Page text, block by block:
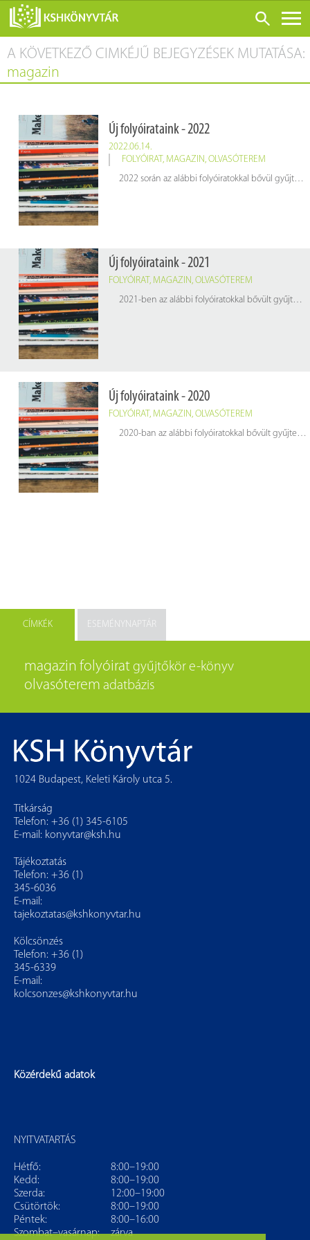
ONLINE KATALÓGUS
RÓLUNK
SZOLGÁLTATÁSOK
KONFERENCIÁK
ADATBÁZISOK
BLOG
A KÖVETKEZŐ CIMKÉJŰ BEJEGYZÉSEK MUTATÁSA:
magazin
Új folyóirataink - 2022
2022.06.14.
FOLYÓIRAT, MAGAZIN, OLVASÓTEREM
2022 során az alábbi folyóiratokkal bővül gyűjteményünk. A hetilapokat, havi magazinokat keressék könyvtárunk olvasótermében.
Új folyóirataink - 2021
FOLYÓIRAT , MAGAZIN, OLVASÓTEREM
2021-ben az alábbi folyóiratokkal bővült gyűjteményünk. A hetilapokat, havi magazinokat keressék könyvtárunk olvasótermében.
Új folyóirataink - 2020
FOLYÓIRAT , MAGAZIN, OLVASÓTEREM
2020-ban az alábbi folyóiratokkal bővült gyűjteményünk. A hetilapokat, havi magazinokat keressék könyvtárunk olvasótermében.
CÍMKÉK ESEMÉNYNAPTÁR
magazin folyóirat gyűjtőkör e-könyv
olvasóterem adatbázis
1024 Budapest, Keleti Károly utca 5.
Titkárság
Telefon: +36 (1) 345-6105
E-mail: konyvtar@ksh.hu
Tájékoztatás
Telefon: +36 (1)
345-6036
E-mail:
tajekoztatas@kshkonyvtar.hu
Kölcsönzés
Telefon: +36 (1)
345-6339
E-mail:
kolcsonzes@kshkonyvtar.hu
Közérdekű adatok
NYITVATARTÁS
Hétfő:
8:00–19:00
Kedd:
8:00–19:00
Szerda:
12:00–19:00
Csütörtök:
8:00–19:00
Péntek:
8:00–16:00
Szombat–vasárnap:
zárva